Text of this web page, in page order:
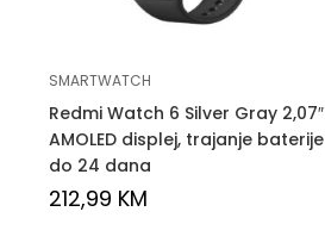
SMARTWATCH
Redmi Watch 6 Silver Gray 2,07″
AMOLED displej, trajanje baterije
do 24 dana
212,99 KM